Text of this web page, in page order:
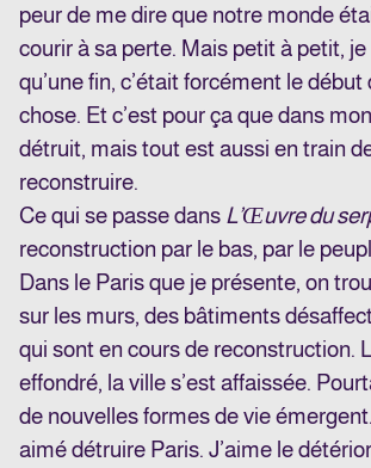
peur de me dire que notre monde
courir à sa perte. Mais petit à petit,
qu’une fin, c’était forcément le
chose. Et c’est pour ça que dans
détruit, mais tout est aussi en train
reconstruire.
Ce qui se passe dans L’Œuvre du
reconstruction par le bas, par le
Dans le Paris que je présente, on
sur les murs, des bâtiments
qui sont en cours de reconstruction.
effondré, la ville s’est affaissée.
de nouvelles formes de vie
aimé détruire Paris. J’aime le